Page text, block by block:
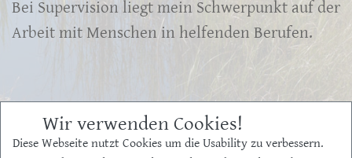
Bei Supervision liegt mein Schwerpunkt auf der
Arbeit mit Menschen in helfenden Berufen.
Wir verwenden Cookies!
Diese Webseite nutzt Cookies um die Usability zu verbessern.